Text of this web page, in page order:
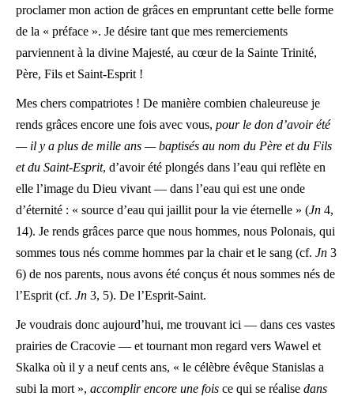
proclamer mon action de grâces en empruntant cette belle forme
de la « préface ». Je désire tant que mes remerciements
parviennent à la divine Majesté, au cœur de la Sainte Trinité,
Père, Fils et Saint-Esprit !
Mes chers compatriotes ! De manière combien chaleureuse je
rends grâces encore une fois avec vous, pour le don d’avoir été
— il y a plus de mille ans — baptisés au nom du Père et du Fils
et du Saint-Esprit, d’avoir été plongés dans l’eau qui reflète en
elle l’image du Dieu vivant — dans l’eau qui est une onde
d’éternité : « source d’eau qui jaillit pour la vie éternelle » (Jn 4,
14). Je rends grâces parce que nous hommes, nous Polonais, qui
sommes tous nés comme hommes par la chair et le sang (cf. Jn 3
6) de nos parents, nous avons été conçus ét nous sommes nés de
l’Esprit (cf. Jn 3, 5). De l’Esprit-Saint.
Je voudrais donc aujourd’hui, me trouvant ici — dans ces vastes
prairies de Cracovie — et tournant mon regard vers Wawel et
Skalka où il y a neuf cents ans, « le célèbre évêque Stanislas a
subi la mort », accomplir encore une fois ce qui se réalise dans